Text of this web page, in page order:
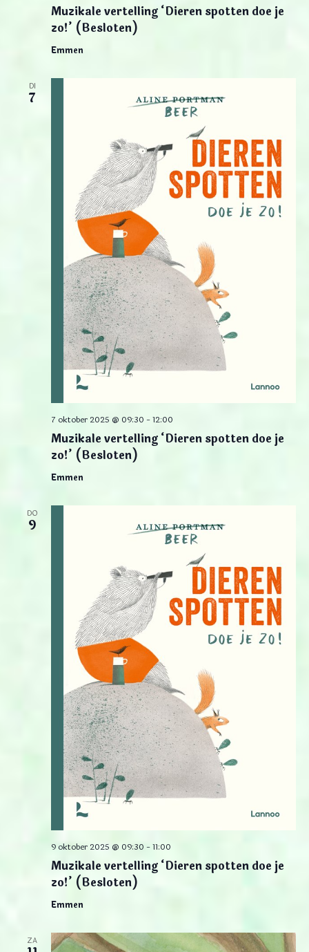
Muzikale vertelling ‘Dieren spotten doe je
zo!’ (Besloten)
Emmen
DI
7
Muzikale vertelling ‘Dieren spotten doe je
zo!’ (Besloten)
7 oktober 2025 @ 09:30 -12:00
Emmen
DO
9
Muzikale vertelling ‘Dieren spotten doe je
zo!’ (Besloten)
9 oktober 2025 @ 09:30 -11:00
Emmen
ZA